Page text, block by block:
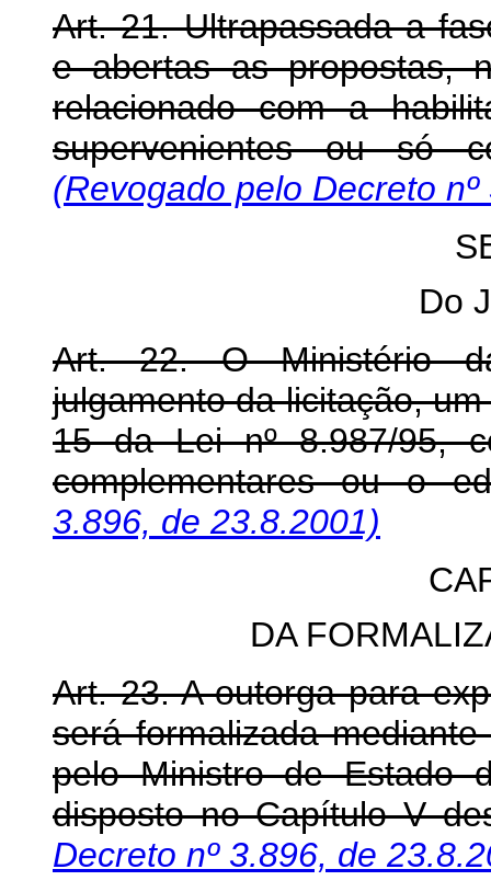
Art. 21. Ultrapassada a
e abertas as propostas,
relacionado com a
supervenientes ou só
(Revogado pelo Decreto
Do
Art. 22. O Ministério
julgamento da licitação,
15 da Lei nº 8.987/95,
complementares ou o
3.896, de 23.8.2001)
DA
Art. 23. A outorga para
será formalizada
pelo Ministro de Estado
disposto no Capítulo V
Decreto nº 3.896, de